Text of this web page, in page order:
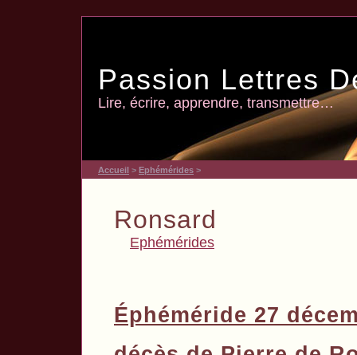
Passion Lettres
Lire, écrire, apprendre, transmettre…
Accueil > Ephémérides >
Ronsard
Ephémérides
Éphéméride 27